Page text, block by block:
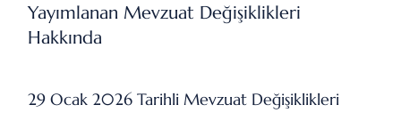
Yayımlanan Mevzuat Değişiklikleri
Hakkında
29 Ocak 2026 Tarihli Mevzuat Değişiklikleri